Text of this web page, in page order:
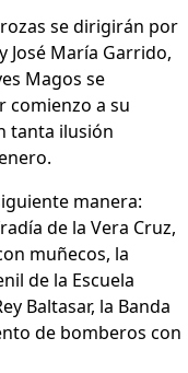
se dirigirán por
José María Garrido,
Magos se
comienzo a su
tanta ilusión
manera:
de la Vera Cruz,
muñecos, la
de la Escuela
Baltasar, la Banda
de bomberos con